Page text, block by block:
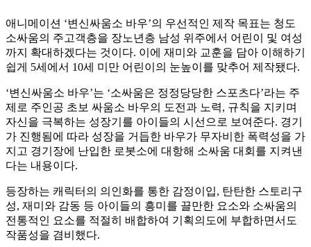
애니메이션 ‘변신싸움소 바우’의 우선적인 제작 목표는 청도
소싸움의 주고객층을 장노년층 남성 위주에서 어린이 및 여성
까지 확대하겠다는 것이다. 이에 재미와 교훈을 담아 이해하기
쉽게 5세에서 10세 미만 어린이의 눈높이를 맞추어 제작됐다.
‘변신싸움소 바우’는 ‘소싸움은 정정당당한 스포츠다’라는 주
제로 주인공 초보 싸움소 바우의 도전과 노력, 규칙을 지키며
자신을 극복하는 성장기를 아이들의 시선으로 보여준다. 경기
가 진행됨에 따라 성장을 거듭한 바우가 무자비한 폭력성을 가
지고 경기장에 난입한 로봇소에 대항해 소싸움 대회를 지켜낸
다는 내용이다.
등장하는 캐릭터의 의인화를 통한 감정이입, 탄탄한 스토리구
성, 재미와 감동 등 아이들의 흥미를 끌만한 요소와 소싸움의
전통적인 요소를 적절히 배합하여 기획의도에 부합하면서도
작품성을 겸비했다.